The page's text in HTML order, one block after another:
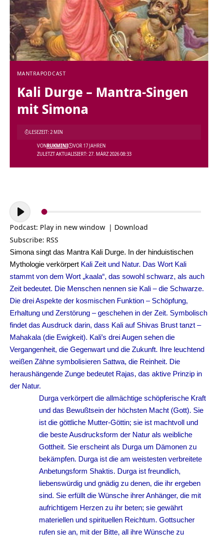
MANTRAPODCAST
Kali Durge – Mantra-Singen
mit Simona
ZULETZT AKTUALISIERT: 27. MÄRZ 2026 08:33
VONRUKMINI VOR 17 JAHREN
LESEZEIT: 2 MIN
Audio-
Player
Podcast: Play in new window | Download
Subscribe: RSS
Simona singt das Mantra Kali Durge. In der hinduistischen
Mythologie verkörpert Kali Zeit und Natur. Das Wort Kali
stammt von dem Wort „kaala“, das sowohl schwarz, als auch
Zeit bedeutet. Die Menschen nennen sie Kali – die Schwarze.
Die drei Aspekte der kosmischen Funktion – Schöpfung,
Erhaltung und Zerstörung – geschehen in der Zeit. Symbolisch
findet das Ausdruck darin, dass Kali auf Shivas Brust tanzt –
Mahakala (die Ewigkeit). Kali’s drei Augen sehen die
Vergangenheit, die Gegenwart und die Zukunft. Ihre leuchtend
weißen Zähne symbolisieren Sattwa, die Reinheit. Die
heraushängende Zunge bedeutet Rajas, das aktive Prinzip in
der Natur.
Durga verkörpert die allmächtige schöpferische Kraft
und das Bewußtsein der höchsten Macht (Gott). Sie
ist die göttliche Mutter-Göttin; sie ist machtvoll und
die beste Ausdrucksform der Natur als weibliche
Gottheit. Sie erscheint als Durga um Dämonen zu
bekämpfen. Durga ist die am weistesten verbreitete
Anbetungsform Shaktis. Durga ist freundlich,
liebenswürdig und gnädig zu denen, die ihr ergeben
sind. Sie erfüllt die Wünsche ihrer Anhänger, die mit
aufrichtigem Herzen zu ihr beten; sie gewährt
materiellen und spirituellen Reichtum. Gottsucher
rufen sie an, mit der Bitte, all ihre Wünsche zu